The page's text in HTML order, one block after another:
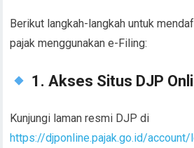
Berikut langkah-langkah untuk
pajak menggunakan e-Filing:
1. Akses Situs DJP
Kunjungi laman resmi DJP di
https://djponline.pajak.go.id/account/